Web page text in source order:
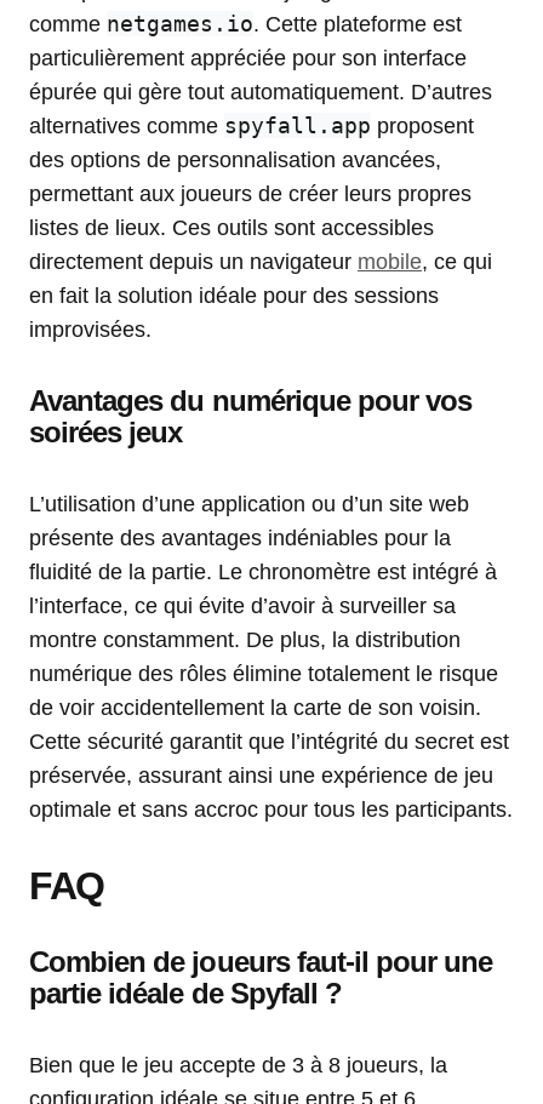
comme netgames.io. Cette plateforme est
particulièrement appréciée pour son interface
épurée qui gère tout automatiquement. D’autres
alternatives comme spyfall.app proposent
des options de personnalisation avancées,
permettant aux joueurs de créer leurs propres
listes de lieux. Ces outils sont accessibles
directement depuis un navigateur mobile, ce qui
en fait la solution idéale pour des sessions
improvisées.
Avantages du numérique pour vos
soirées jeux
L’utilisation d’une application ou d’un site web
présente des avantages indéniables pour la
fluidité de la partie. Le chronomètre est intégré à
l’interface, ce qui évite d’avoir à surveiller sa
montre constamment. De plus, la distribution
numérique des rôles élimine totalement le risque
de voir accidentellement la carte de son voisin.
Cette sécurité garantit que l’intégrité du secret est
préservée, assurant ainsi une expérience de jeu
optimale et sans accroc pour tous les participants.
FAQ
Combien de joueurs faut-il pour une
partie idéale de Spyfall ?
Bien que le jeu accepte de 3 à 8 joueurs, la